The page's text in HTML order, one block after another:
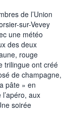
de l’Union
sur-Vevey
une météo
des deux
rouge
trilingue ont créé
de champagne,
pâte » en
aux
soirée